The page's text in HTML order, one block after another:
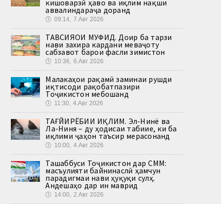
кишоварзӣ ҳаво ва иқлим нақши
аввалиндараҷа доранд
🕔 09:14, 7.Авг 2026
ТАВСИЯҲОИ МУФИД. Доир ба тарзи
нави захира кардани меваҷоту
сабзавот барои фасли зимистон
🕔 10:36, 6.Авг 2026
Малакаҳои рақамӣ заминаи рушди
иқтисоди рақобатпазири
Тоҷикистон мебошанд
🕔 11:30, 4.Авг 2026
ТАҒЙИРЁБИИ ИҚЛИМ. Эл-Нинё ва
Ла-Ниня – ду ҳодисаи табиие, ки ба
иқлими ҷаҳон таъсир мерасонанд
🕔 10:00, 4.Авг 2026
Ташаббуси Тоҷикистон дар СММ:
масъулияти байнинаслӣ ҳамчун
парадигмаи нави ҳуқуқи сулҳ.
Андешаҳо дар ин маврид
🕔 14:00, 2.Авг 2026